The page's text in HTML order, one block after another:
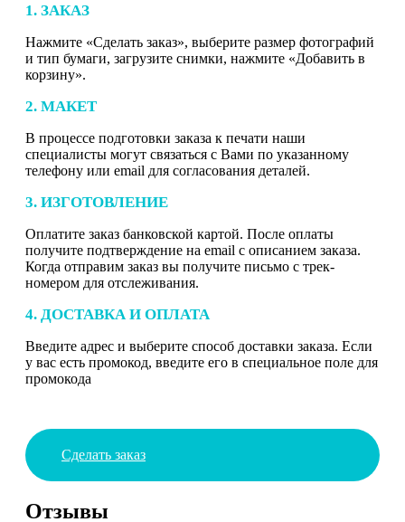
1. ЗАКАЗ
Нажмите «Сделать заказ», выберите размер фотографий
и тип бумаги, загрузите снимки, нажмите «Добавить в
корзину».
2. МАКЕТ
В процессе подготовки заказа к печати наши
специалисты могут связаться с Вами по указанному
телефону или email для согласования деталей.
3. ИЗГОТОВЛЕНИЕ
Оплатите заказ банковской картой. После оплаты
получите подтверждение на email с описанием заказа.
Когда отправим заказ вы получите письмо с трек-
номером для отслеживания.
4. ДОСТАВКА И ОПЛАТА
Введите адрес и выберите способ доставки заказа. Если
у вас есть промокод, введите его в специальное поле для
промокода
Сделать заказ
Отзывы